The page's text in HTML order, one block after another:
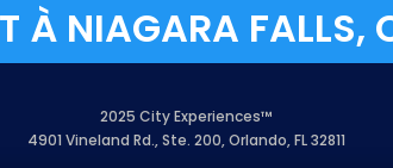
À NIAGARA FALLS,
2025 City Experiences™
4901 Vineland Rd., Ste. 200, Orlando, FL 32811